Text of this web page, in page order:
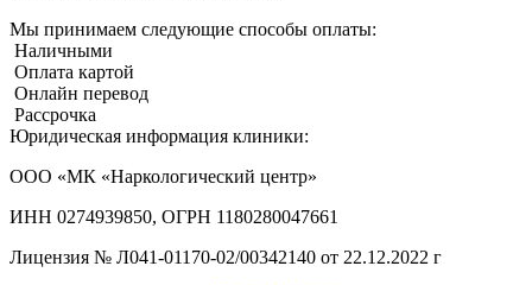
Мы принимаем следующие способы оплаты:
Наличными
Оплата картой
Онлайн перевод
Рассрочка
Юридическая информация клиники:
ООО «МК «Наркологический центр»
ИНН 0274939850, ОГРН 1180280047661
Лицензия № Л041-01170-02/00342140 от 22.12.2022 г